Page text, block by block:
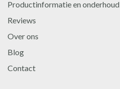
Productinformatie en onderhoud
Reviews
Over ons
Blog
Contact